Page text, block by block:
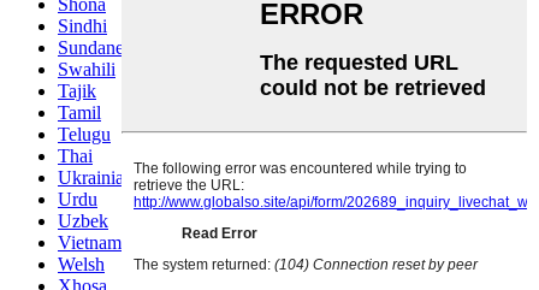
Shona
Sindhi
Sundanese
Swahili
Tajik
Tamil
Telugu
Thai
Ukrainian
Urdu
Uzbek
Vietnamese
Welsh